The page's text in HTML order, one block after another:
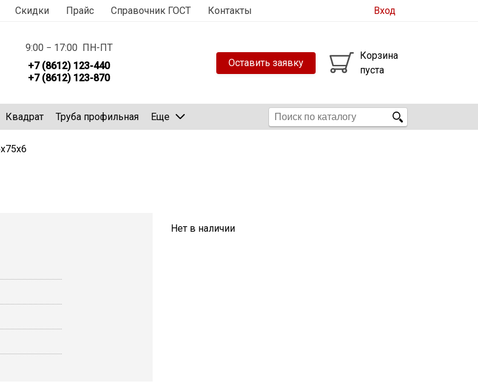
Скидки Прайс Справочник ГОСТ Контакты Вход
9:00 − 17:00 ПН-ПТ
+7 (8612) 123-440
+7 (8612) 123-870
Корзина
пуста
Оставить заявку
Квадрат Труба профильная Еще
Нет в наличии